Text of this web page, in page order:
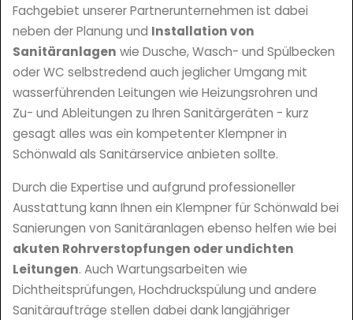
Fachgebiet unserer Partnerunternehmen ist dabei
neben der Planung und Installation von
Sanitäranlagen wie Dusche, Wasch- und Spülbecken
oder WC selbstredend auch jeglicher Umgang mit
wasserführenden Leitungen wie Heizungsrohren und
Zu- und Ableitungen zu Ihren Sanitärgeräten - kurz
gesagt alles was ein kompetenter Klempner in
Schönwald als Sanitärservice anbieten sollte.
Durch die Expertise und aufgrund professioneller
Ausstattung kann Ihnen ein Klempner für Schönwald bei
Sanierungen von Sanitäranlagen ebenso helfen wie bei
akuten Rohrverstopfungen oder undichten
Leitungen. Auch Wartungsarbeiten wie
Dichtheitsprüfungen, Hochdruckspülung und andere
Sanitäraufträge stellen dabei dank langjähriger